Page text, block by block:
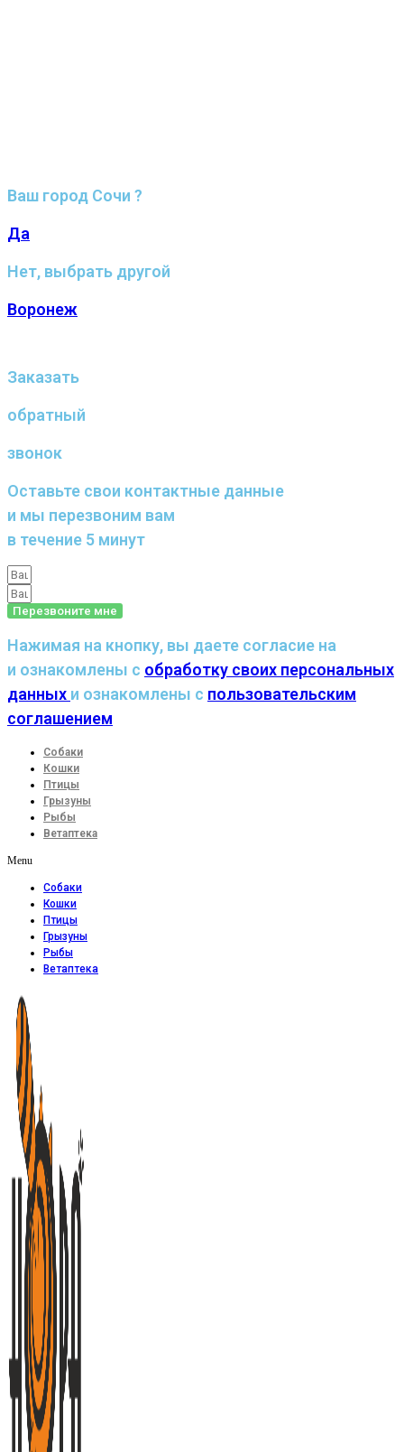
Ваш город Сочи ?
Да
Нет, выбрать другой
Воронеж
Заказать
обратный
звонок
Оставьте свои контактные данные
и мы перезвоним вам
в течение 5 минут
Перезвоните мне
Нажимая на кнопку, вы даете согласие на
и ознакомлены с обработку своих персональных
данных и ознакомлены с пользовательским
соглашением
Собаки
Кошки
Птицы
Грызуны
Рыбы
Ветаптека
Menu
Собаки
Кошки
Птицы
Грызуны
Рыбы
Ветаптека